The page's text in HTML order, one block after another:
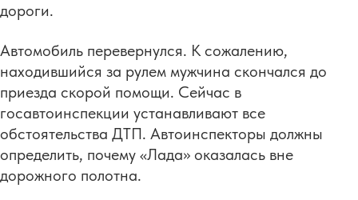
дороги.
Автомобиль перевернулся. К сожалению,
находившийся за рулем мужчина скончался до
приезда скорой помощи. Сейчас в
госавтоинспекции устанавливают все
обстоятельства ДТП. Автоинспекторы должны
определить, почему «Лада» оказалась вне
дорожного полотна.